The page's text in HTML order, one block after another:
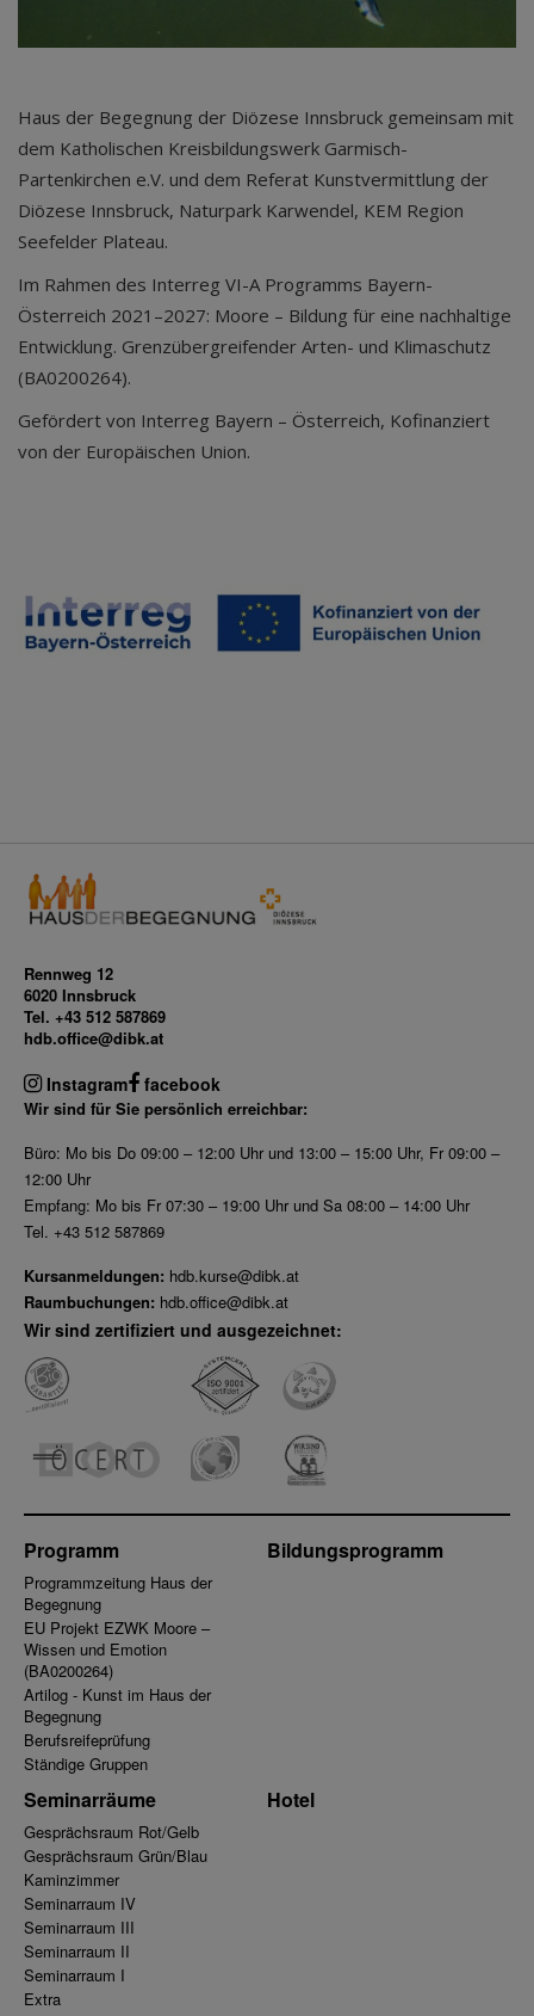
Haus der Begegnung der Diözese Innsbruck gemeinsam mit
dem Katholischen Kreisbildungswerk Garmisch-
Partenkirchen e.V. und dem Referat Kunstvermittlung der
Diözese Innsbruck, Naturpark Karwendel, KEM Region
Seefelder Plateau.
Im Rahmen des Interreg VI-A Programms Bayern-
Österreich 2021–2027: Moore – Bildung für eine nachhaltige
Entwicklung. Grenzübergreifender Arten- und Klimaschutz
(BA0200264).
Gefördert von Interreg Bayern – Österreich, Kofinanziert
von der Europäischen Union.
Rennweg 12
6020 Innsbruck
Tel. +43 512 587869
hdb.office@dibk.at
Instagram facebook
Wir sind für Sie persönlich erreichbar:
Büro: Mo bis Do 09:00 – 12:00 Uhr und 13:00 – 15:00 Uhr, Fr 09:00 –
12:00 Uhr
Empfang: Mo bis Fr 07:30 – 19:00 Uhr und Sa 08:00 – 14:00 Uhr
Tel. +43 512 587869
Kursanmeldungen: hdb.kurse@dibk.at
Raumbuchungen: hdb.office@dibk.at
Wir sind zertifiziert und ausgezeichnet:
Programm
Programmzeitung Haus der
Begegnung
EU Projekt EZWK Moore –
Wissen und Emotion
(BA0200264)
Artilog - Kunst im Haus der
Begegnung
Berufsreifeprüfung
Ständige Gruppen
Bildungsprogramm
Seminarräume
Gesprächsraum Rot/Gelb
Gesprächsraum Grün/Blau
Kaminzimmer
Seminarraum IV
Seminarraum III
Seminarraum II
Seminarraum I
Extra
Hotel